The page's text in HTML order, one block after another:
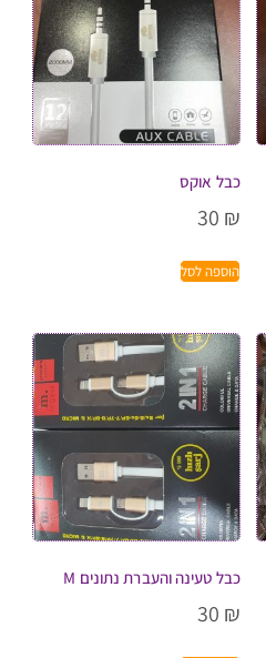
כבל אוקס
30 ₪
הוספה לסל
כבל טעינה והעברת נתונים M
30 ₪